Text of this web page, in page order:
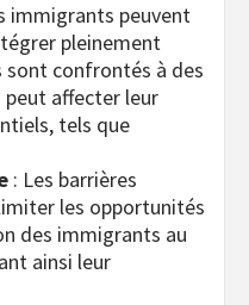
immigrants peuvent
pleinement
sont confrontés à des
peut affecter leur
tels que
: Les barrières
les opportunités
des immigrants au
ainsi leur